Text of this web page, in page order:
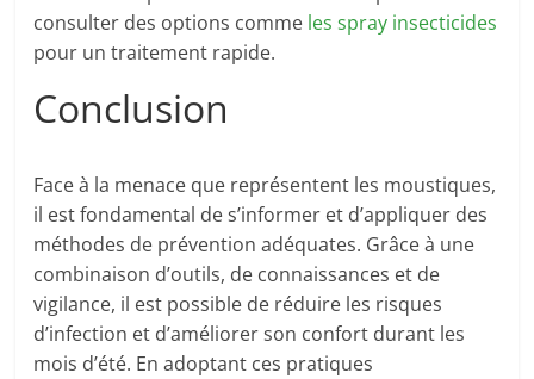
consulter des options comme les spray insecticides
pour un traitement rapide.
Conclusion
Face à la menace que représentent les moustiques,
il est fondamental de s’informer et d’appliquer des
méthodes de prévention adéquates. Grâce à une
combinaison d’outils, de connaissances et de
vigilance, il est possible de réduire les risques
d’infection et d’améliorer son confort durant les
mois d’été. En adoptant ces pratiques